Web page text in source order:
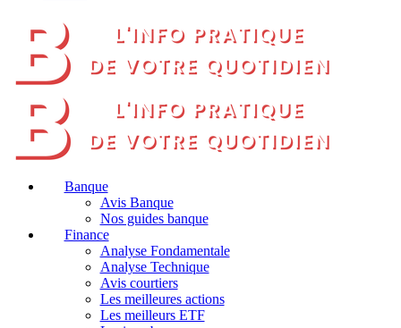
Banque
Avis Banque
Nos guides banque
Finance
Analyse Fondamentale
Analyse Technique
Avis courtiers
Les meilleures actions
Les meilleurs ETF